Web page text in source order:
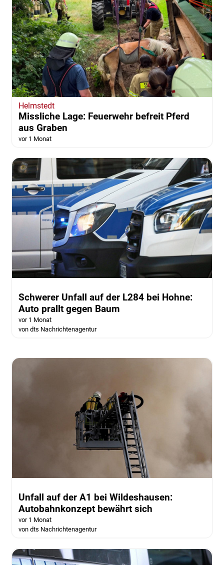
Helmstedt
Missliche Lage: Feuerwehr befreit Pferd
aus Graben
vor 1 Monat
Schwerer Unfall auf der L284 bei Hohne:
Auto prallt gegen Baum
vor 1 Monat
von dts Nachrichtenagentur
Unfall auf der A1 bei Wildeshausen:
Autobahnkonzept bewährt sich
vor 1 Monat
von dts Nachrichtenagentur